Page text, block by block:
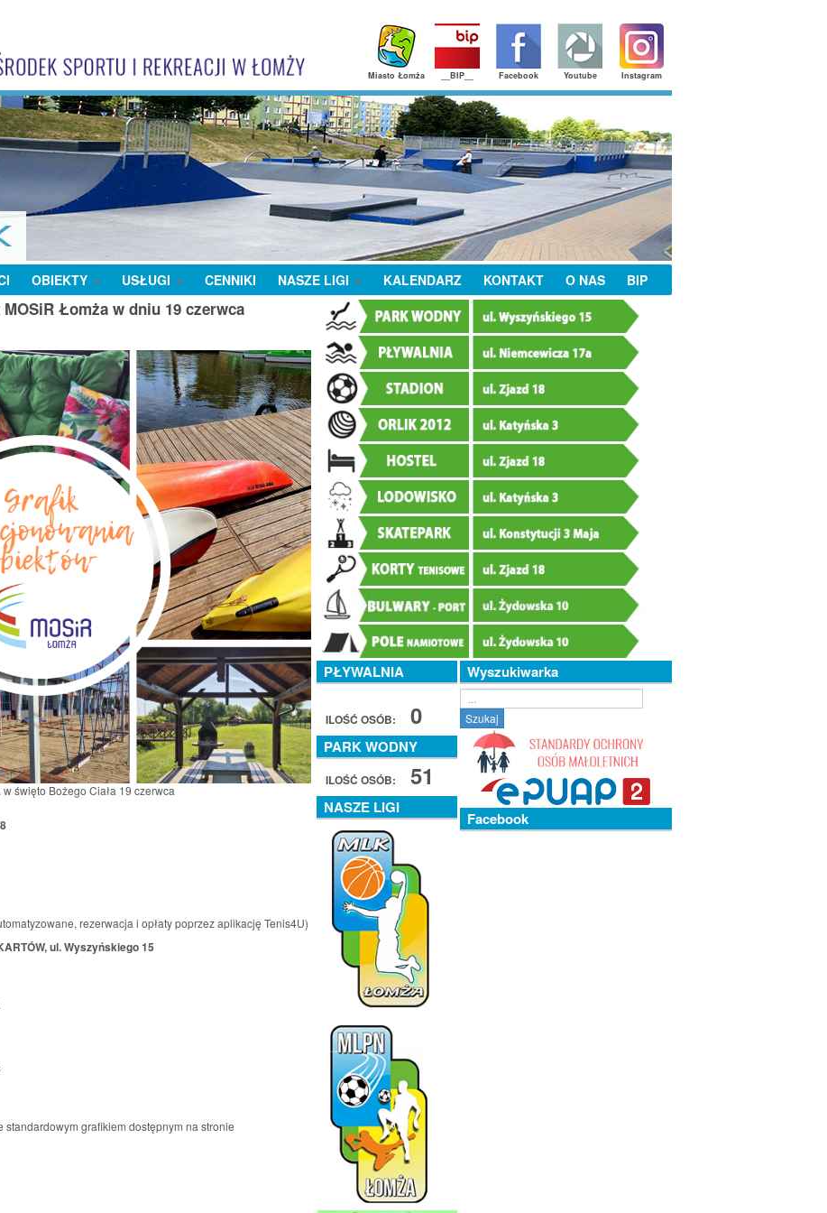
Instagram
Youtube
Facebook
__BIP__
Miasto Łomża
OBIEKTY USŁUGI CENNIKI NASZE LIGI KALENDARZ KONTAKT O NAS BIP
Łomża w dniu 19 czerwca
święto Bożego Ciała 19 czerwca
rezerwacja i opłaty poprzez aplikację Tenis4U)
ul. Wyszyńskiego 15
grafikiem dostępnym na stronie
PŁYWALNIA
ILOŚĆ OSÓB: 0
PARK WODNY
ILOŚĆ OSÓB: 51
NASZE LIGI
Wyszukiwarka
Szukaj
Facebook